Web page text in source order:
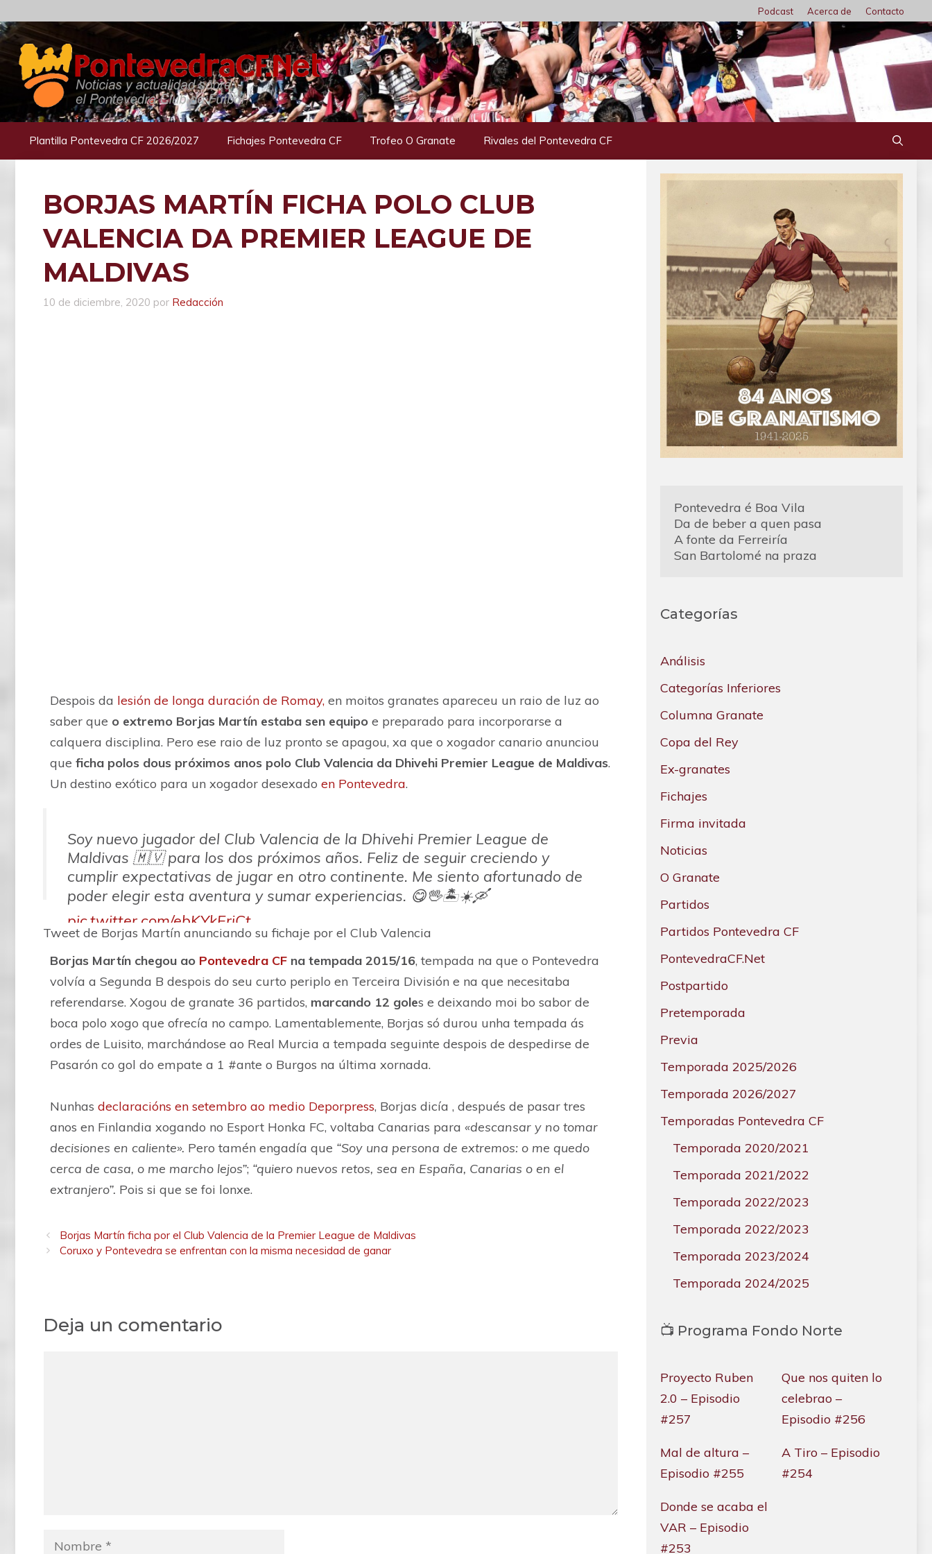
al
contenido
Podcast Acerca de Contacto
Plantilla Pontevedra CF 2026/2027 Fichajes Pontevedra CF Trofeo O Granate Rivales del Pontevedra CF
BORJAS MARTÍN FICHA POLO CLUB
VALENCIA DA PREMIER LEAGUE DE
MALDIVAS
10 de diciembre, 2020 por Redacción
Despois da lesión de longa duración de Romay, en moitos granates apareceu un raio de luz ao
saber que o extremo Borjas Martín estaba sen equipo e preparado para incorporarse a
calquera disciplina. Pero ese raio de luz pronto se apagou, xa que o xogador canario anunciou
que ficha polos dous próximos anos polo Club Valencia da Dhivehi Premier League de Maldivas.
Un destino exótico para un xogador desexado en Pontevedra.
Soy nuevo jugador del Club Valencia de la Dhivehi Premier League de
Maldivas 🇲🇻 para los dos próximos años. Feliz de seguir creciendo y
cumplir expectativas de jugar en otro continente. Me siento afortunado de
poder elegir esta aventura y sumar experiencias. 😋🖖🏝☀️🛶
pic.twitter.com/ebKYkErjCt
— Borjas Martín González (@borjasmarting)December 10, 2020
Tweet de Borjas Martín anunciando su fichaje por el Club Valencia
Borjas Martín chegou ao Pontevedra CF na tempada 2015/16, tempada na que o Pontevedra
volvía a Segunda B despois do seu curto periplo en Terceira División e na que necesitaba
referendarse. Xogou de granate 36 partidos, marcando 12 goles e deixando moi bo sabor de
boca polo xogo que ofrecía no campo. Lamentablemente, Borjas só durou unha tempada ás
ordes de Luisito, marchándose ao Real Murcia a tempada seguinte despois de despedirse de
Pasarón co gol do empate a 1 #ante o Burgos na última xornada.
Nunhas declaracións en setembro ao medio Deporpress, Borjas dicía , después de pasar tres
anos en Finlandia xogando no Esport Honka FC, voltaba Canarias para «descansar y no tomar
decisiones en caliente». Pero tamén engadía que “Soy una persona de extremos: o me quedo
cerca de casa, o me marcho lejos”; “quiero nuevos retos, sea en España, Canarias o en el
extranjero”. Pois si que se foi lonxe.
Borjas Martín ficha por el Club Valencia de la Premier League de Maldivas
Coruxo y Pontevedra se enfrentan con la misma necesidad de ganar
Deja un comentario
Pontevedra é Boa Vila
Da de beber a quen pasa
A fonte da Ferreiría
San Bartolomé na praza
Categorías
Análisis
Categorías Inferiores
Columna Granate
Copa del Rey
Ex-granates
Fichajes
Firma invitada
Noticias
O Granate
Partidos
Partidos Pontevedra CF
PontevedraCF.Net
Postpartido
Pretemporada
Previa
Temporada 2025/2026
Temporada 2026/2027
Temporadas Pontevedra CF
Temporada 2020/2021
Temporada 2021/2022
Temporada 2022/2023
Temporada 2022/2023
Temporada 2023/2024
Temporada 2024/2025
📺 Programa Fondo Norte
Proyecto Ruben
2.0 – Episodio
#257
Que nos quiten lo
celebrao –
Episodio #256
Mal de altura –
Episodio #255
A Tiro – Episodio
#254
Donde se acaba el
VAR – Episodio
#253